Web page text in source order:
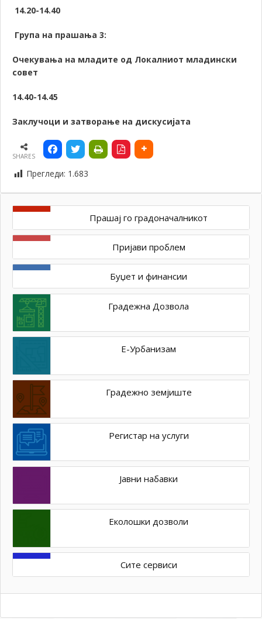
14.20-14.40
Група на прашања 3:
Очекувања на младите од Локалниот младински
совет
14.40-14.45
Заклучоци и затворање на дискусијата
SHARES
Прегледи: 1.683
Прашај го градоначалникот
Пријави проблем
Буџет и финансии
Градежна Дозвола
Е-Урбанизам
Градежно земјиште
Регистар на услуги
Јавни набавки
Еколошки дозволи
Сите сервиси